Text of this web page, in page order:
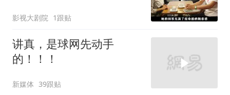
影视大剧院 1跟贴
讲真，是球网先动手
的！！！
新媒体 39跟贴